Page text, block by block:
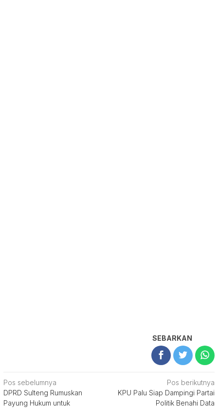
SEBARKAN
Navigasi
pos
Pos sebelumnya
DPRD Sulteng Rumuskan
Payung Hukum untuk
Pos berikutnya
KPU Palu Siap Dampingi Partai
Politik Benahi Data